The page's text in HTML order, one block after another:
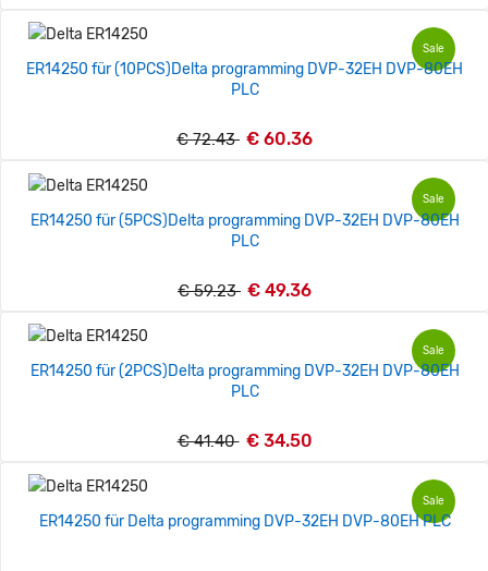
Sale
ER14250 für (10PCS)Delta programming DVP-32EH DVP-80EH
PLC
€ 72.43 € 60.36
Sale
ER14250 für (5PCS)Delta programming DVP-32EH DVP-80EH
PLC
€ 59.23 € 49.36
Sale
ER14250 für (2PCS)Delta programming DVP-32EH DVP-80EH
PLC
€ 41.40 € 34.50
Sale
ER14250 für Delta programming DVP-32EH DVP-80EH PLC